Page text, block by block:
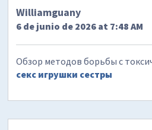
Williamguany
6 de junio de 2026 at 7:48 AM
Обзор методов борьбы с
секс игрушки сестры